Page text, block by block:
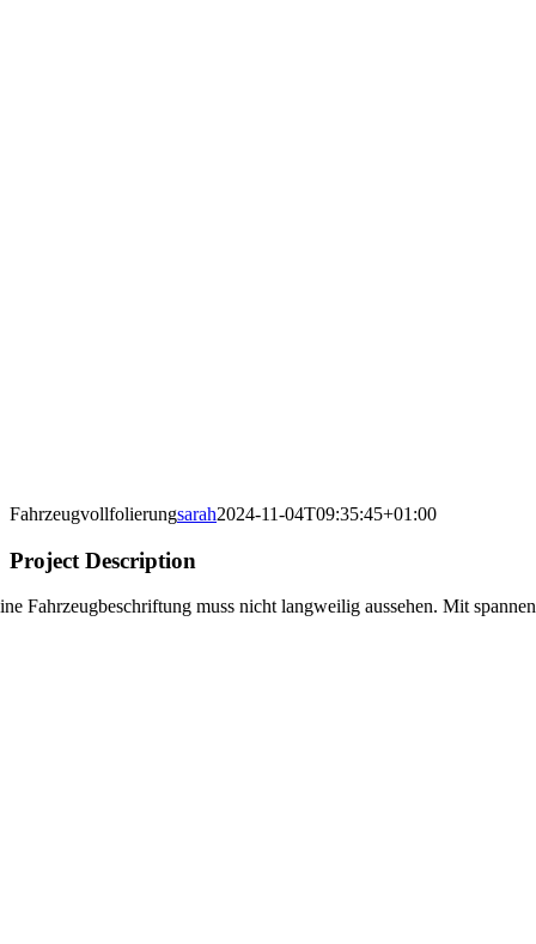
Fahrzeugvollfolierungsarah2024-11-04T09:35:45+01:00
Project Description
Fahrzeugbeschriftung muss nicht langweilig aussehen. Mit